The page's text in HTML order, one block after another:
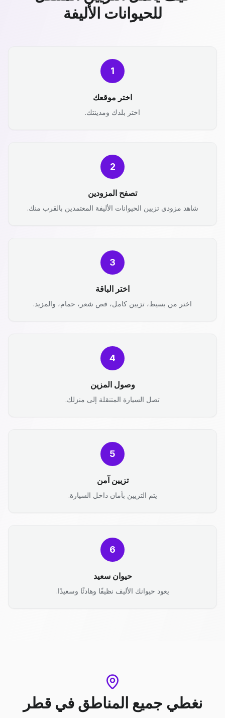
للحيوانات الأليفة
1
اختر موقعك
اختر بلدك ومدينتك.
2
تصفح المزودين
شاهد مزودي تزيين الحيوانات الأليفة المعتمدين بالقرب منك.
3
اختر الباقة
اختر من بسيط، تزيين كامل، قص شعر، حمام، والمزيد.
4
وصول المزين
تصل السيارة المتنقلة إلى منزلك.
5
تزيين آمن
يتم التزيين بأمان داخل السيارة.
6
حيوان سعيد
يعود حيوانك الأليف نظيفًا وهادئًا وسعيدًا.
نغطي جميع المناطق في قطر